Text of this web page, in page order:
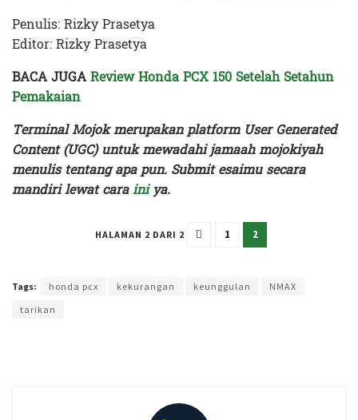
Penulis: Rizky Prasetya
Editor: Rizky Prasetya
BACA JUGAReview Honda PCX 150 Setelah Setahun
Pemakaian
Terminal Mojok merupakan platform User Generated
Content (UGC) untuk mewadahi jamaah mojokiyah
menulis tentang apa pun. Submit esaimu secara
mandiri lewat carainiya.
HALAMAN 2 DARI 2 1 2
Tags: honda pcx kekurangan keunggulan
NMAX
tarikan